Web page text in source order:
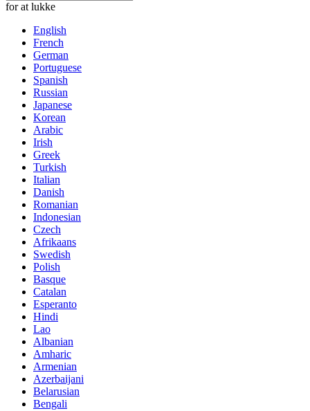
for at lukke
English
French
German
Portuguese
Spanish
Russian
Japanese
Korean
Arabic
Irish
Greek
Turkish
Italian
Danish
Romanian
Indonesian
Czech
Afrikaans
Swedish
Polish
Basque
Catalan
Esperanto
Hindi
Lao
Albanian
Amharic
Armenian
Azerbaijani
Belarusian
Bengali